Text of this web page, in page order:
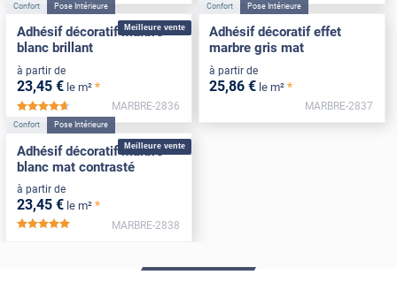
Meilleure vente
Confort Pose Intérieure
Adhésif décoratif marbre
blanc brillant
à partir de
23,45 € le m² *
*****
MARBRE-2836
Confort Pose Intérieure
Adhésif décoratif effet
marbre gris mat
à partir de
25,86 € le m² *
MARBRE-2837
Meilleure vente
Confort Pose Intérieure
Adhésif décoratif marbre
blanc mat contrasté
à partir de
23,45 € le m² *
MARBRE-2838